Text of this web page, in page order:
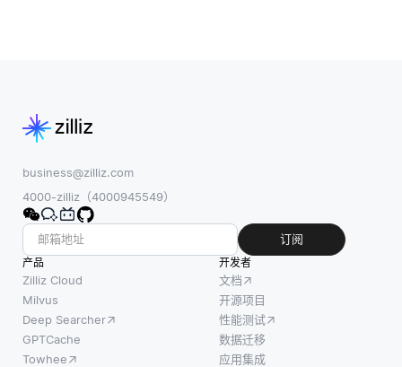
business@zilliz.com
4000-zilliz（4000945549）
订阅
产品
Zilliz Cloud
Milvus
Deep Searcher
GPTCache
Towhee
开发者
文档
开源项目
性能测试
数据迁移
应用集成